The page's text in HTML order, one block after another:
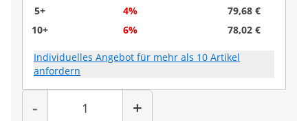
5+
4%
79,68 €
10+
6% 78,02 €
Individuelles Angebot für mehr als 10 Artikel
anfordern
-
Menge
+